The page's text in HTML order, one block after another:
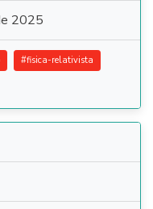
2025
#fisica-relativista